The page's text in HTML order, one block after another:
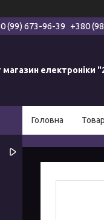
(99) 673-96-39 +380
магазин електроніки
Головна